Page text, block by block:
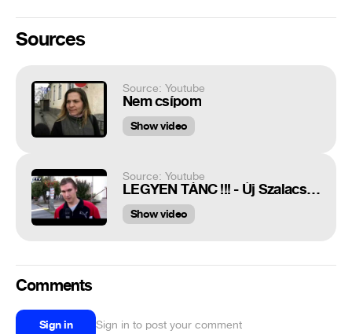
Sources
Source: Youtube
Nem csípom
Show video
Source: Youtube
LEGYEN TÁNC !!! - Új Szalacsi és Bikicsunáj született a választás napján. Legyen zárcsökkentés...
Show video
Comments
Sign in Sign in to post your comment